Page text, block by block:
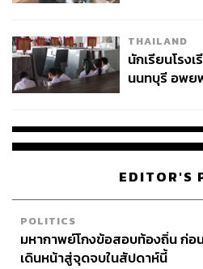
จ่ายหนี้-แอบร
THAILAND
นักเรียนโรง
นนทบุรี อพย
EDITOR'S
POLITICS
มหากาพย์โกงข้อสอบท้องถิ่น ก่อ
เดินหน้าสู่จุดจบในสัปดาห์นี้